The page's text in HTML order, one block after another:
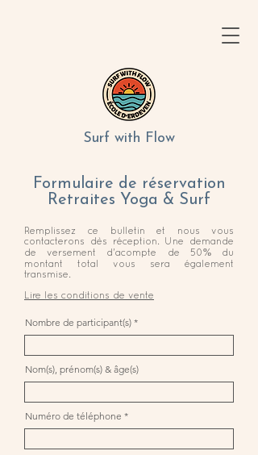
Surf with Flow
Formulaire de réservation
Retraites Yoga & Surf
Remplissez ce bulletin et nous vous
contacterons dès réception. Une demande
de versement d'acompte de 50% du
montant total vous sera également
transmise.
Lire les conditions de vente
Nombre de participant(s)
Nom(s), prénom(s) & âge(s)
Numéro de téléphone